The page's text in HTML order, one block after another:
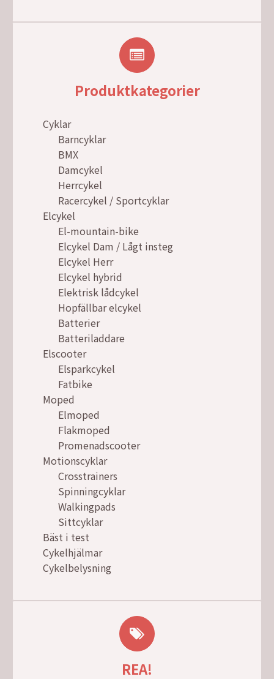
Produktkategorier
Cyklar
Barncyklar
BMX
Damcykel
Herrcykel
Racercykel / Sportcyklar
Elcykel
El-mountain-bike
Elcykel Dam / Lågt insteg
Elcykel Herr
Elcykel hybrid
Elektrisk lådcykel
Hopfällbar elcykel
Batterier
Batteriladdare
Elscooter
Elsparkcykel
Fatbike
Moped
Elmoped
Flakmoped
Promenadscooter
Motionscyklar
Crosstrainers
Spinningcyklar
Walkingpads
Sittcyklar
Bäst i test
Cykelhjälmar
Cykelbelysning
REA!